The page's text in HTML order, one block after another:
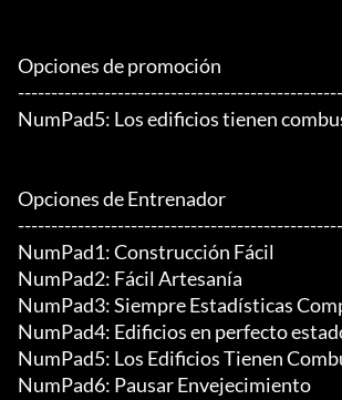
Opciones de promoción
NumPad5: Los edificios tienen
Opciones de Entrenador
NumPad1: Construcción Fácil
NumPad2: Fácil Artesanía
NumPad3: Siempre Estadísticas
NumPad4: Edificios en perfecto
NumPad5: Los Edificios Tienen
NumPad6: Pausar Envejecimiento